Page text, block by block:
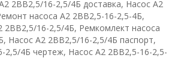
2ВВ2,5/16-2,5/4Б доставка, Насос А2
насоса А2 2ВВ2,5-16-2,5-4Б,
2ВВ2,5/16-2,5/4Б, Ремкомлект насоса
Насос А2 2ВВ2,5/16-2,5/4Б паспорт,
2,5/4Б чертеж, Насос А2 2ВВ2,5-16-2,5-